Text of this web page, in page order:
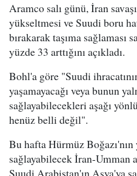
Aramco salı günü, İran
yükseltmesi ve Suudi boru
bırakarak taşıma sağlaması
yüzde 33 arttığını açıkladı.
Bohl'a göre "Suudi
yaşamayacağı veya bunun
sağlayabilecekleri aşağı
henüz belli değil".
Bu hafta Hürmüz Boğazı'nın
sağlayabilecek İran-Umman
Suudi Arabistan'ın Asya'ya